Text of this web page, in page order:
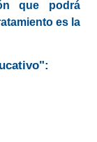
que podrá
es la